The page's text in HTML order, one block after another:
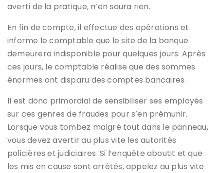
averti de la pratique, n’en saura rien.
En fin de compte, il effectue des opérations et
informe le comptable que le site de la banque
demeurera indisponible pour quelques jours. Après
ces jours, le comptable réalise que des sommes
énormes ont disparu des comptes bancaires.
Il est donc primordial de sensibiliser ses employés
sur ces genres de fraudes pour s’en prémunir.
Lorsque vous tombez malgré tout dans le panneau,
vous devez avertir au plus vite les autorités
policières et judiciaires. Si l’enquête aboutit et que
les mis en cause sont arrêtés, appelez au plus vite